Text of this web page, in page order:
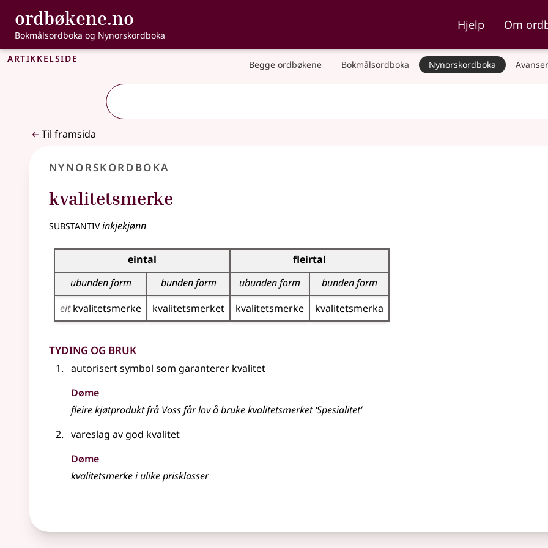
Gå til hovudinnhald
Tilgjenge
ordbøkene.no , Bokmålsordboka og Nynorskordboka
Bokmålsordboka og Nynorskordboka
Hjelp Om
Artikkelside Begge ordbøkene Bokmålsordboka Nynorskordboka
Til framsida
Nynorskordboka
kvalitetsmerke
substantivinkjekjønn
Bøyningstabell for dette substantivet
eintal
fleirtal
ubunden form
bunden form ubunden form
bunden form
eitkvalitets­merke kvalitets­merket kvalitets­merke kvalitets­merka
Tyding og bruk
autorisert symbol som garanterer kvalitet
Døme
fleire kjøtprodukt frå Voss får lov å bruke kvalitetsmerket ‘Spesialitet’
vareslag av god kvalitet
Døme
kvalitetsmerke i ulike prisklasser